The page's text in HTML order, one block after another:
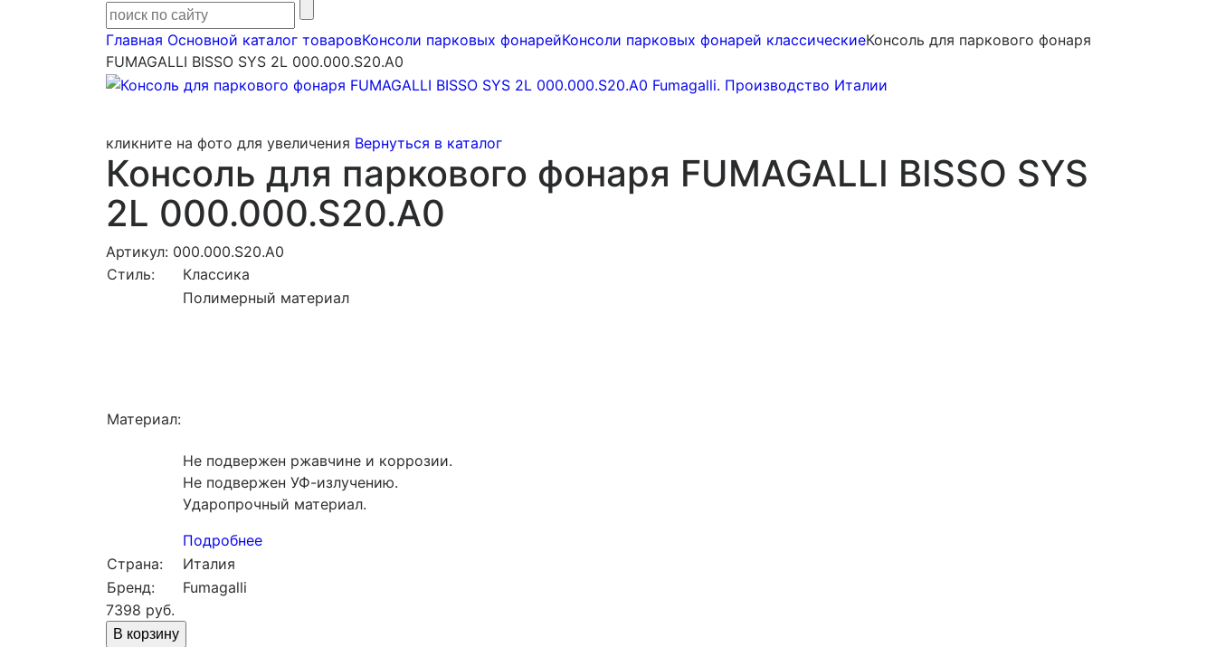
Главная Основной каталог товаровКонсоли парковых фонарейКонсоли парковых фонарей классическиеКонсоль для паркового фонаря
FUMAGALLI BISSO SYS 2L 000.000.S20.A0
кликните на фото для увеличения Вернуться в каталог
Консоль для паркового фонаря FUMAGALLI BISSO SYS
2L 000.000.S20.A0
Артикул: 000.000.S20.A0
Стиль:
Классика
Материал:
Полимерный материал
Не подвержен ржавчине и коррозии.
Не подвержен УФ-излучению.
Ударопрочный материал.
Подробнее
Страна:
Италия
Бренд:
Fumagalli
7398 руб.